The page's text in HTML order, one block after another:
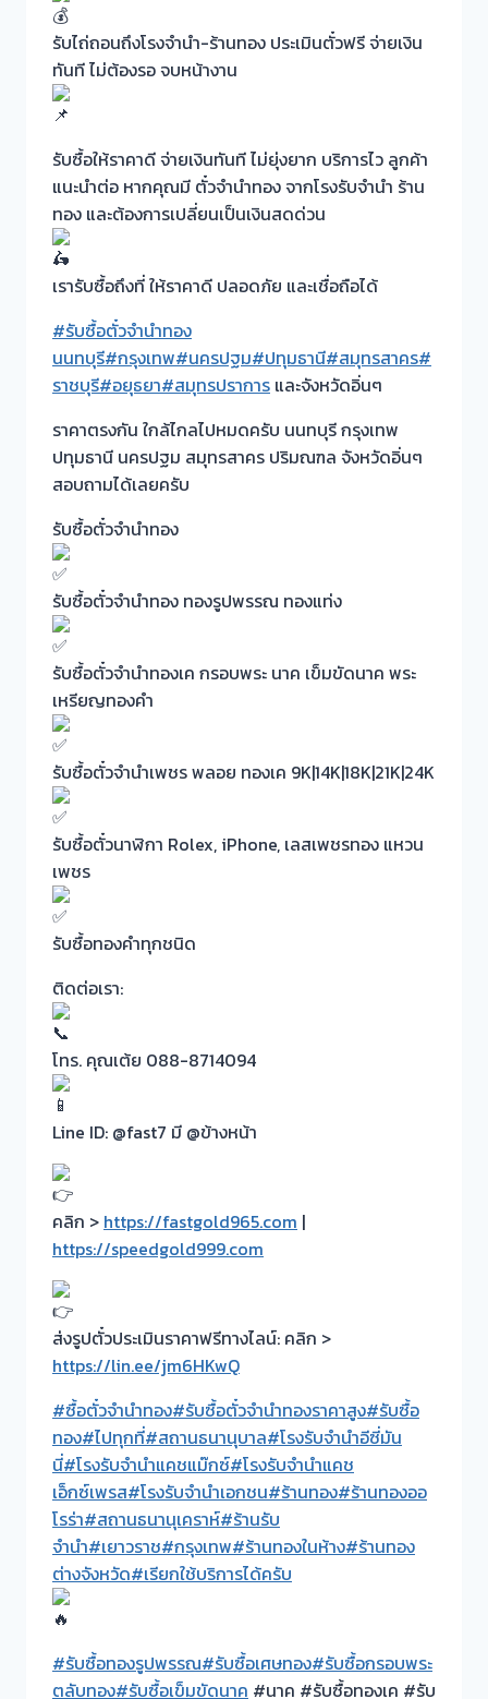
รับไถ่ถอนถึงโรงจำนำ-ร้านทอง ประเมินตั๋วฟรี จ่ายเงิน
ทันที ไม่ต้องรอ จบหน้างาน
รับซื้อให้ราคาดี จ่ายเงินทันที ไม่ยุ่งยาก บริการไว ลูกค้า
แนะนำต่อ หากคุณมี ตั๋วจำนำทอง จากโรงรับจำนำ ร้าน
ทอง และต้องการเปลี่ยนเป็นเงินสดด่วน
เรารับซื้อถึงที่ ให้ราคาดี ปลอดภัย และเชื่อถือได้
#รับซื้อตั๋วจำนำทอง
นนทบุรี#กรุงเทพ#นครปฐม#ปทุมธานี#สมุทรสาคร#
ราชบุรี#อยุธยา#สมุทรปราการ และจังหวัดอิ่นๆ
ราคาตรงกัน ใกล้ไกลไปหมดครับ นนทบุรี กรุงเทพ
ปทุมธานี นครปฐม สมุทรสาคร ปริมณฑล จังหวัดอิ่นๆ
สอบถามได้เลยครับ
รับซื้อตั๋วจำนำทอง
รับซื้อตั๋วจำนำทอง ทองรูปพรรณ ทองแท่ง
รับซื้อตั๋วจำนำทองเค กรอบพระ นาค เข็มขัดนาค พระ
เหรียญทองคำ
รับซื้อตั๋วจำนำเพชร พลอย ทองเค 9K|14K|18K|21K|24K
รับซื้อตั๋วนาฬิกา Rolex, iPhone, เลสเพชรทอง แหวน
เพชร
รับซื้อทองคำทุกชนิด
ติดต่อเรา:
โทร. คุณเต้ย 088-8714094
Line ID: @fast7 มี @ข้างหน้า
คลิก > https://fastgold965.com |
https://speedgold999.com
ส่งรูปตั๋วประเมินราคาฟรีทางไลน์: คลิก >
https://lin.ee/jm6HKwQ
#ซื้อตั๋วจำนำทอง#รับซื้อตั๋วจำนำทองราคาสูง#รับซื้อ
ทอง#ไปทุกที่#สถานธนานุบาล#โรงรับจำนำอีซี่มัน
นี่#โรงรับจำนำแคชแม๊กซ์#โรงรับจำนำแคช
เอ็กซ์เพรส#โรงรับจำนำเอกชน#ร้านทอง#ร้านทองออ
โรร่า#สถานธนานุเคราห์#ร้านรับ
จำนำ#เยาวราช#กรุงเทพ#ร้านทองในห้าง#ร้านทอง
ต่างจังหวัด#เรียกใช้บริการได้ครับ
#รับซื้อทองรูปพรรณ#รับซื้อเศษทอง#รับซื้อกรอบพระ
ตลับทอง#รับซื้อเข็มขัดนาค #นาค #รับซื้อทองเค #รับ